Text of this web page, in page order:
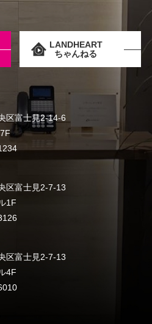
LANDHEART
ちゃんねる
区富士見2-14-6
区富士見2-7-13
1F
区富士見2-7-13
4F